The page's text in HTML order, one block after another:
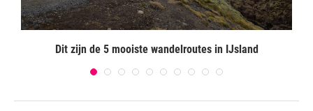
Dit zijn de 5 mooiste wandelroutes in IJsland